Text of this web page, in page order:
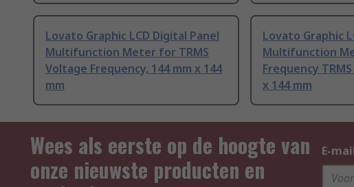
Lovato Graphic LCD Digital Panel
Multifunction Meter for TRMS
Voltage Frequency, 144 mm x 144
mm
Lovato Graphic
Multifunction
Frequency
x 144 mm
Wees als eerste op de hoogte van
onze nieuwste producten en
E-